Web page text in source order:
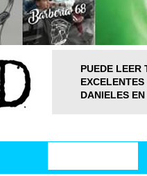
PUEDE LEER
DANIELES